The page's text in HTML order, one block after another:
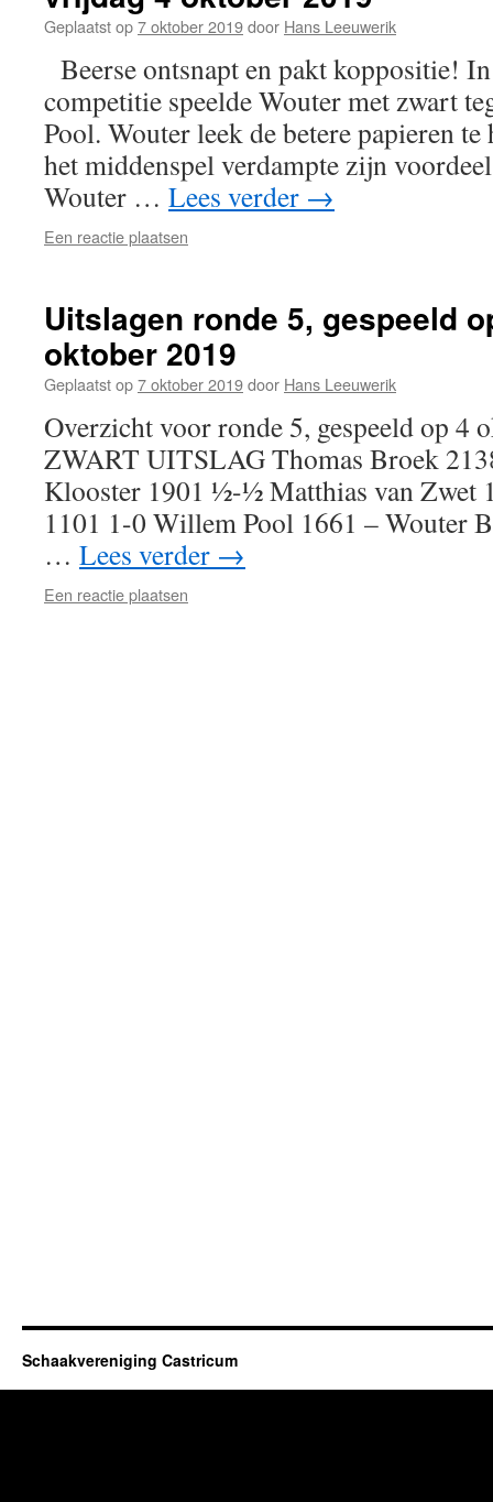
Geplaatst op7 oktober 2019door Hans Leeuwerik
Beerse ontsnapt en pakt koppositie!
competitie speelde Wouter met zwart
Pool. Wouter leek de betere papieren te
het middenspel verdampte zijn
Wouter … Lees verder →
Een reactie plaatsen
Uitslagen ronde 5, gespeeld
oktober 2019
Geplaatst op7 oktober 2019door Hans Leeuwerik
Overzicht voor ronde 5, gespeeld op 4
ZWART UITSLAG Thomas Broek
Klooster 1901 ½-½ Matthias van Zwet
1101 1-0 Willem Pool 1661 – Wouter
… Lees verder →
Een reactie plaatsen
Schaakvereniging Castricum